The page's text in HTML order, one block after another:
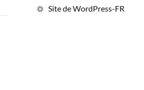
Site de WordPress-FR